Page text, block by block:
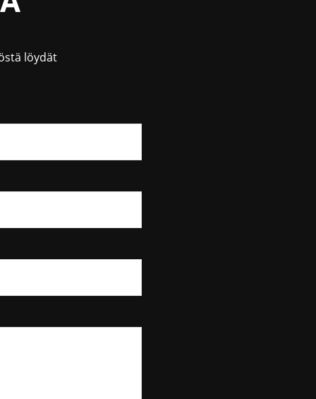
löydät